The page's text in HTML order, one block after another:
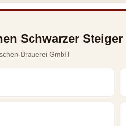
Schwarzer
Brauerei GmbH